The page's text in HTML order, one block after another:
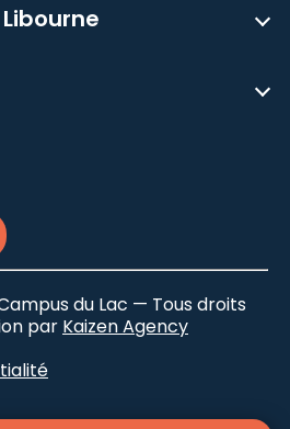
du Lac — Tous droits
par Kaizen Agency